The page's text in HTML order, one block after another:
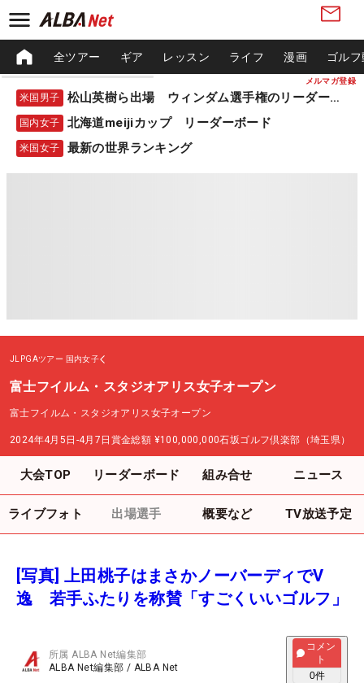
メルマガ登録
全ツアー ギア レッスン ライフ 漫画 ゴル
米国男子 松山英樹ら出場 ウィンダム選手権のリーダーボード
国内女子 北海道meijiカップ リーダーボード
米国女子 最新の世界ランキング
JLPGAツアー 国内女子
富士フイルム・スタジオアリス女子オープン
富士フイルム・スタジオアリス女子オープン
2024年4月5日-4月7日 賞金総額 ¥100,000,000石坂ゴルフ倶楽部（埼玉県）
大会TOP リーダーボード 組み合せ ニュース
ライブフォト 出場選手 概要など TV放送予定
[写真] 上田桃子はまさかノーバーディでV
逸 若手ふたりを称賛「すごくいいゴルフ」
所属ALBA Net編集部
ALBA Net編集部 / ALBA Net
コメン
ト
0件